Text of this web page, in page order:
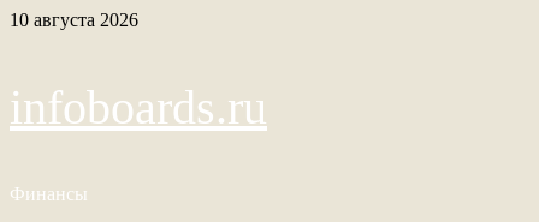
Перейти
10 августа 2026
infoboards.ru
Финансы